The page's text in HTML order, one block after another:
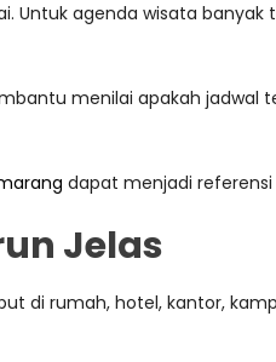
agenda wisata
menilai apakah jadwal
dapat menjadi
Jelas
di rumah, hotel, kantor,